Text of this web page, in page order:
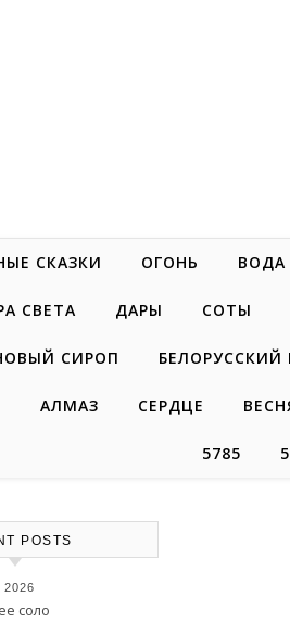
СКАЗКИ ОГОНЬ ВОДА
СВЕТА ДАРЫ СОТЫ
СИРОП
АЛМАЗ СЕРДЦЕ
5785
POSTS
2026
соло